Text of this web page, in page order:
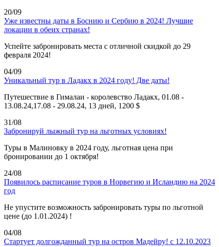
20/09
Уже известны даты в Боснию и Сербию в 2024! Лучшие
локации в обеих странах!
Успейте забронировать места с отличной скидкой до 29
февраля 2024!
04/09
Уникальный тур в Ладакх в 2024 году! Две даты!
Путешествие в Гималаи - королевство Ладакх, 01.08 -
13.08.24,17.08 - 29.08.24, 13 дней, 1200 $
31/08
Забронируй лыжный тур на льготных условиях!
Туры в Малиновку в 2024 году, льготная цена при
бронировании до 1 октября!
24/08
Появилось расписание туров в Норвегию и Исландию на 2024
год
Не упустите возможность забронировать туры по льготной
цене (до 1.01.2024) !
04/08
Стартует долгожданный тур на остров Мадейру! с 12.10.2023